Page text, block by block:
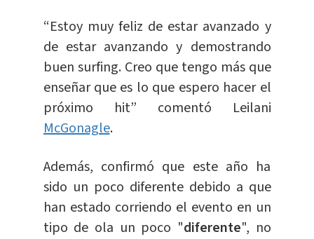
“Estoy muy feliz de estar avanzado y
de estar avanzando y demostrando
buen surfing. Creo que tengo más que
enseñar que es lo que espero hacer el
próximo hit” comentó Leilani
McGonagle.
Además, confirmó que este año ha
sido un poco diferente debido a que
han estado corriendo el evento en un
tipo de ola un poco "diferente", no